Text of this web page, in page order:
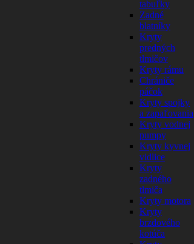
tabuľky
Zadné
blatníky
Kryty
predných
tlmičov
Kryty rámu
Chrániče
páčok
Kryty spojky
a zapaľovania
Kryty vodnej
pumpy
Kryty kyvnej
vidlice
Kryty
zadného
tlmiča
Kryty motora
Kryty
brzdového
kotúča